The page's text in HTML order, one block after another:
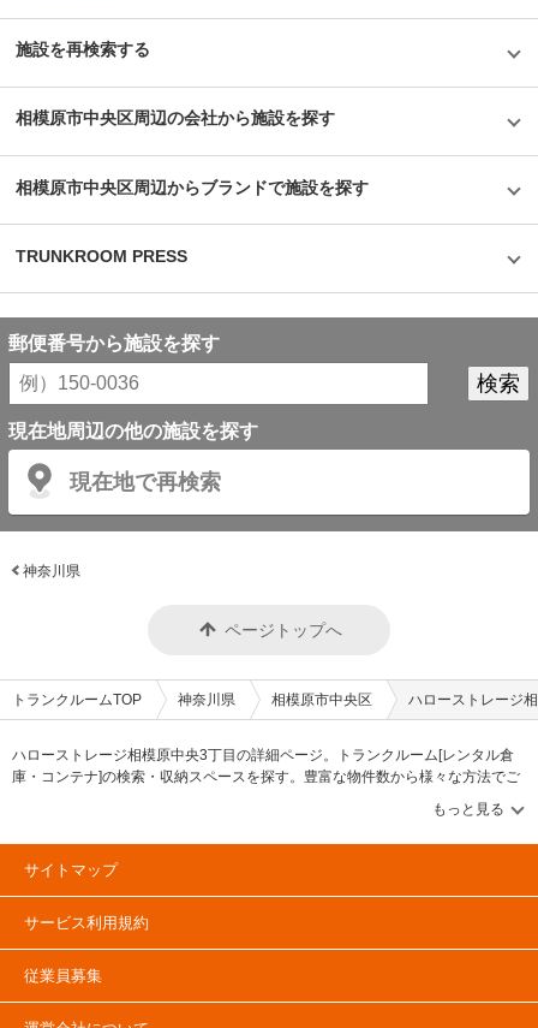
国内トップシェアを誇る企業だが、郊外にあることも多く、車を利用して自
いたいときに使える場所にあるという利点があり、女性が使いずらいという
イメージも安心のセキュリティやクリーンで清潔な部屋といった機能面でも
カバーしている。一度使ってみるとその便利さが気に入り、長く継続して使
施設を再検索する
相模原市中央区周辺の会社から施設を探す
相模原市中央区周辺からブランドで施設を探す
TRUNKROOM PRESS
郵便番号から施設を探す
現在地周辺の他の施設を探す
現在地で再検索
神奈川県
ページトップへ
トランクルームTOP 神奈川県 相模原市中央区 ハローストレージ
ハローストレージ相模原中央3丁目の詳細ページ。トランクルーム[レンタル倉
庫・コンテナ]の検索・収納スペースを探す。豊富な物件数から様々な方法でご
希望の収納スペースを簡単に探せるトランクルーム情報サイトです。ハロース
トレージ相模原中央3丁目の住所・最寄りの駅、物件タイプのご紹介や料金表、
お得なキャンペーン情報もあります。気になる物件タイプを見つけたら、メー
ルか電話でお問合せが可能です（無料）。
サイトマップ
サービス利用規約
従業員募集